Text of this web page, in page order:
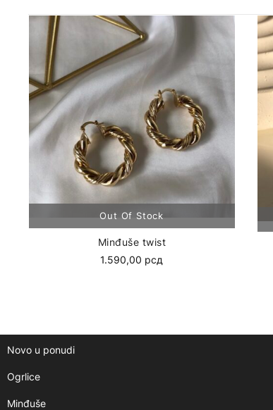
Minđuše twist
1.590,00 рсд
Novo u ponudi
Ogrlice
Minđuše